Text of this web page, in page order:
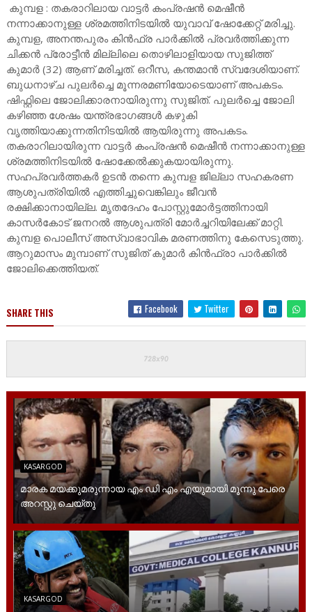
കുമ്പള : തകരാറിലായ വാട്ടർ കംപ്രഷൻ മെഷീൻ
നന്നാക്കാനുള്ള ശ്രമത്തിനിടയിൽ യുവാവ് ഷോക്കേറ്റ് മരിച്ചു.
കുമ്പള, അനന്തപുരം കിൻഫ്ര പാർക്കിൽ പ്രവർത്തിക്കുന്ന
ചിക്കൻ പ്രോട്ടീൻ മില്ലിലെ തൊഴിലാളിയായ സുജിത്ത്
കുമാർ (32) ആണ് മരിച്ചത്. ഒറീസ, കന്തമാൻ സ്വദേശിയാണ്.
ബുധനാഴ്ച പുലർച്ചെ മൂന്നരമണിയോടെയാണ് അപകടം.
ഷിഫ്റ്റിലെ ജോലിക്കാരനായിരുന്നു സുജിത്. പുലർച്ചെ ജോലി
കഴിഞ്ഞ ശേഷം യന്ത്രഭാഗങ്ങൾ കഴുകി
വൃത്തിയാക്കുന്നതിനിടയിൽ ആയിരുന്നു അപകടം.
തകരാറിലായിരുന്ന വാട്ടർ കംപ്രഷൻ മെഷീൻ നന്നാക്കാനുള്ള
ശ്രമത്തിനിടയിൽ ഷോക്കേൽക്കുകയായിരുന്നു.
സഹപ്രവർത്തകർ ഉടൻ തന്നെ കുമ്പള ജില്ലാ സഹകരണ
ആശുപത്രിയിൽ എത്തിച്ചുവെങ്കിലും ജീവൻ
രക്ഷിക്കാനായില്ല. മൃതദേഹം പോസ്റ്റുമോർട്ടത്തിനായി
കാസർകോട് ജനറൽ ആശുപത്രി മോർച്ചറിയിലേക്ക് മാറ്റി.
കുമ്പള പൊലീസ് അസ്വാഭാവിക മരണത്തിനു കേസെടുത്തു.
ആറുമാസം മുമ്പാണ് സുജിത് കുമാർ കിൻഫ്രാ പാർക്കിൽ
ജോലിക്കെത്തിയത്.
SHARE THIS Facebook Twitter
KASARGOD
മാരക മയക്കുമരുന്നായ എം ഡി എം എയുമായി മൂന്നു പേരെ
അറസ്റ്റു ചെയ്തു
KASARGOD